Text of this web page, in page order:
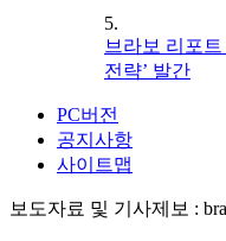
5.
브라보 리포트
전략’ 발간
PC버전
공지사항
사이트맵
보도자료 및 기사제보 :